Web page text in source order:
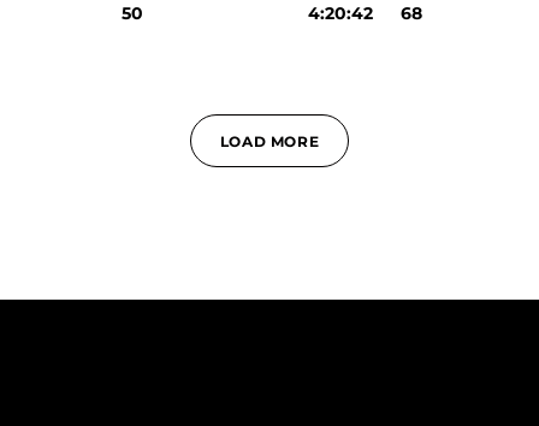
50 4:20:42 68
LOAD MORE